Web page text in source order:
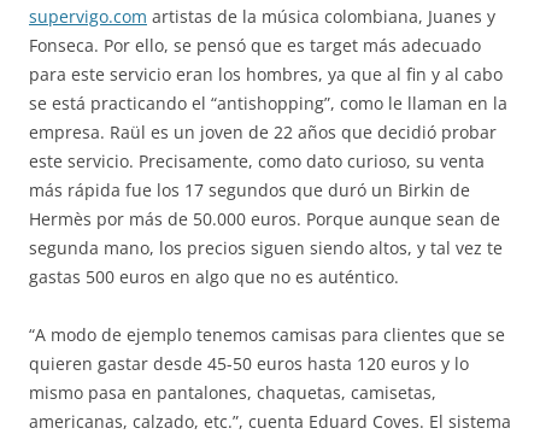
supervigo.com artistas de la música colombiana, Juanes y
Fonseca. Por ello, se pensó que es target más adecuado
para este servicio eran los hombres, ya que al fin y al cabo
se está practicando el “antishopping”, como le llaman en la
empresa. Raül es un joven de 22 años que decidió probar
este servicio. Precisamente, como dato curioso, su venta
más rápida fue los 17 segundos que duró un Birkin de
Hermès por más de 50.000 euros. Porque aunque sean de
segunda mano, los precios siguen siendo altos, y tal vez te
gastas 500 euros en algo que no es auténtico.
“A modo de ejemplo tenemos camisas para clientes que se
quieren gastar desde 45-50 euros hasta 120 euros y lo
mismo pasa en pantalones, chaquetas, camisetas,
americanas, calzado, etc.”, cuenta Eduard Coves. El sistema